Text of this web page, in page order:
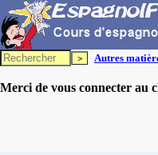
Autres
Merci de vous connecter au